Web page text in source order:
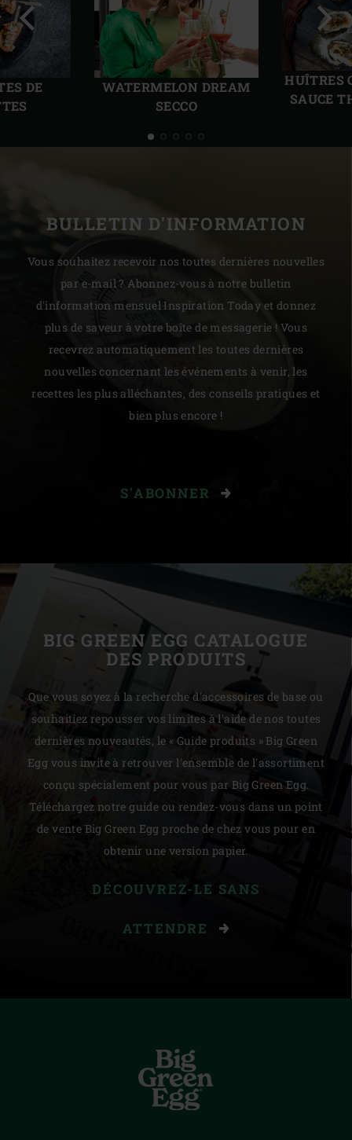
DE
WATER­MELON DREAM
SECCO
HUÎTRES
SAUCE
Diapo
précédente
BULLETIN D'INFORMATION
Vous souhaitez recevoir nos toutes dernières nouvelles
par e-mail ? Abonnez-vous à notre bulletin
d'information mensuel Inspiration Today et donnez
plus de saveur à votre boîte de messagerie ! Vous
recevrez automatiquement les toutes dernières
nouvelles concernant les événements à venir, les
recettes les plus alléchantes, des conseils pratiques et
bien plus encore !
S'ABONNER
BIG GREEN EGG CATALOGUE
DES PRODUITS
Que vous soyez à la recherche d'accessoires de base ou
souhaitiez repousser vos limites à l'aide de nos toutes
dernières nouveautés, le « Guide produits » Big Green
Egg vous invite à retrouver l'ensemble de l'assortiment
conçu spécialement pour vous par Big Green Egg.
Téléchargez notre guide ou rendez-vous dans un point
de vente Big Green Egg proche de chez vous pour en
obtenir une version papier.
DÉCOUVREZ-LE SANS
ATTENDRE